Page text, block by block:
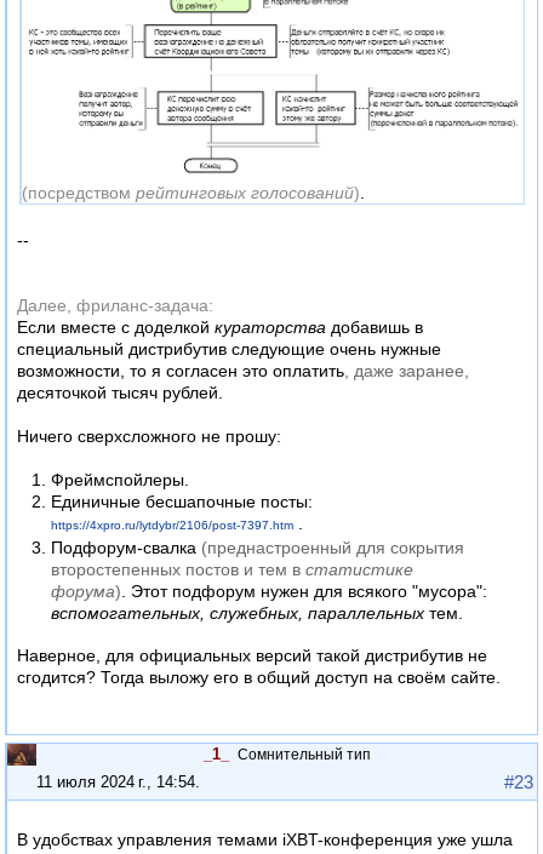
(посредством рейтинговых голосований).
--
Далее, фриланс-задача:
Если вместе с доделкой кураторства добавишь в
специальный дистрибутив следующие очень нужные
возможности, то я согласен это оплатить, даже заранее,
десяточкой тысяч рублей.
Ничего сверхсложного не прошу:
Фреймспойлеры.
Единичные бесшапочные посты:
https://4xpro.ru/lytdybr/2106/post-7397.htm
Подфорум-свалка (преднастроенный для сокрытия
второстепенных постов и тем встатистике
форума) . Этот подфорум нужен для всякого "мусора":
вспомогательных, служебных, параллельных тем.
Наверное, для официальных версий такой дистрибутив не
сгодится? Тогда выложу его в общий доступ на своём сайте.
_1_ Сомнительный тип
11 июля 2024 г., 14:54. #23
В удобствах управления темами iXBT-конференция уже ушла